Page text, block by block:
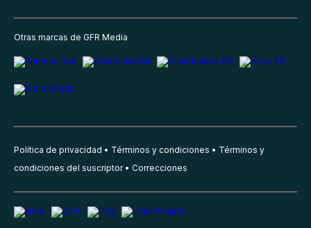
Otras marcas de GFR Media
Política de privacidad Términos y condiciones
Términos y
condiciones del suscriptor
Correcciones